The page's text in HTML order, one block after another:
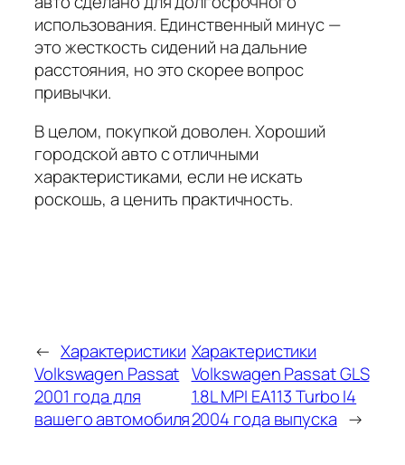
использования. Единственный минус —
это жесткость сидений на дальние
расстояния, но это скорее вопрос
привычки.
В целом, покупкой доволен. Хороший
городской авто с отличными
характеристиками, если не искать
роскошь, а ценить практичность.
← Характеристики
Volkswagen Passat
2001 года для
вашего автомобиля
Характеристики
Volkswagen Passat GLS
1.8L MPI EA113 Turbo I4
2004 года выпуска →